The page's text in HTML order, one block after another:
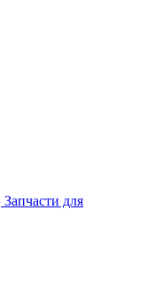
Запчасти для